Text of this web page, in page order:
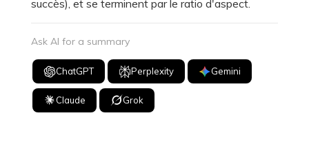
succès), et se terminent par le ratio d'aspect.
Ask AI for a summary
ChatGPT Perplexity Gemini
Claude Grok